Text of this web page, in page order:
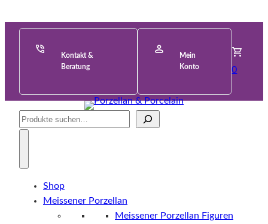
Kontakt &
Beratung
Mein
Konto
0
Suche
Shop
Meissener Porzellan
Meissener Porzellan Figuren